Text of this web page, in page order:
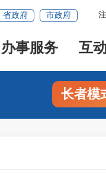
省政府 市政府
办事服务 互
长者模